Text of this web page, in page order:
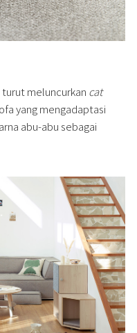
meluncurkan cat
yang mengadaptasi
abu-abu sebagai